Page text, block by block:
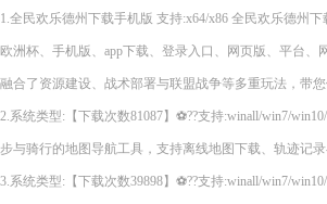
1.全民欢乐德州下载手机版 支持:x64/x86 全民欢乐德州
欧洲杯、手机版、app下载、登录入口、网页版、平台
融合了资源建设、战术部署与联盟战争等多重玩法，带您
2.系统类型:【下载次数81087】⚽??支持:winall/win7/
步与骑行的地图导航工具，支持离线地图下载、轨迹记
3.系统类型:【下载次数39898】⚽??支持:winall/win7/